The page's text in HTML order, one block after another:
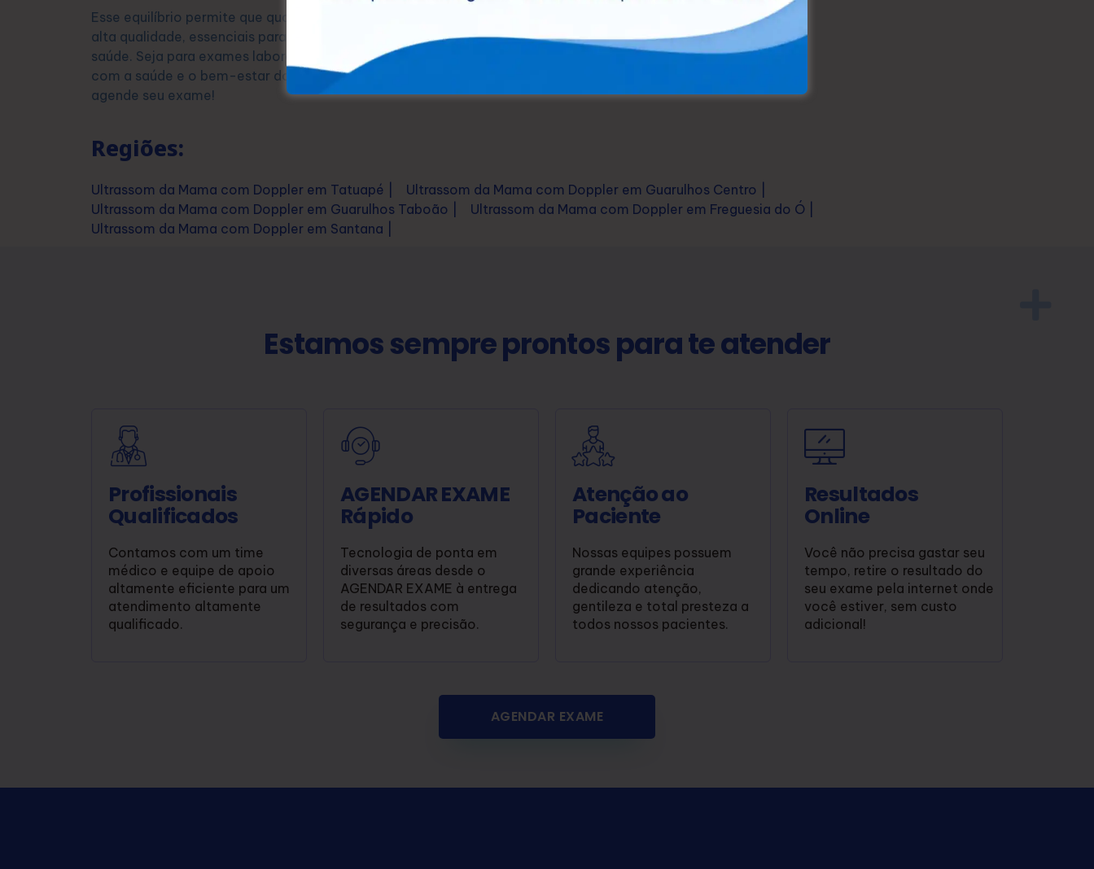
Esse equilíbrio permite que qualquer pessoa possa se beneficiar de serviços diagnósticos de
alta qualidade, essenciais para a prevenção e o tratamento eficaz de diversas condições de
saúde. Seja para exames laboratoriais ou ultrassonografias, a CEDUSP está comprometida
com a saúde e o bem-estar dos seus pacientes. Entre em contato conosco hoje mesmo e
agende seu exame!
Regiões:
Ultrassom da Mama com Doppler em Tatuapé |
Ultrassom da Mama com Doppler em Guarulhos Centro |
Ultrassom da Mama com Doppler em Guarulhos Taboão |
Ultrassom da Mama com Doppler em Freguesia do Ó |
Ultrassom da Mama com Doppler em Santana |
Estamos sempre prontos para te atender
Profissionais
Qualificados
Contamos com um time
médico e equipe de apoio
altamente eficiente para um
atendimento altamente
qualificado.
AGENDAR EXAME
Rápido
Tecnologia de ponta em
diversas áreas desde o
AGENDAR EXAME à entrega
de resultados com
segurança e precisão.
Atenção ao
Paciente
Nossas equipes possuem
grande experiência
dedicando atenção,
gentileza e total presteza a
todos nossos pacientes.
Resultados
Online
Você não precisa gastar seu
tempo, retire o resultado do
seu exame pela internet onde
você estiver, sem custo
adicional!
AGENDAR EXAME